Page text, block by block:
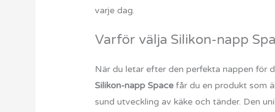
varje dag.
Varför välja Silikon-napp
När du letar efter den perfekta nappen för
Silikon-napp Spacefår du en produkt som
sund utveckling av käke och tänder. Den